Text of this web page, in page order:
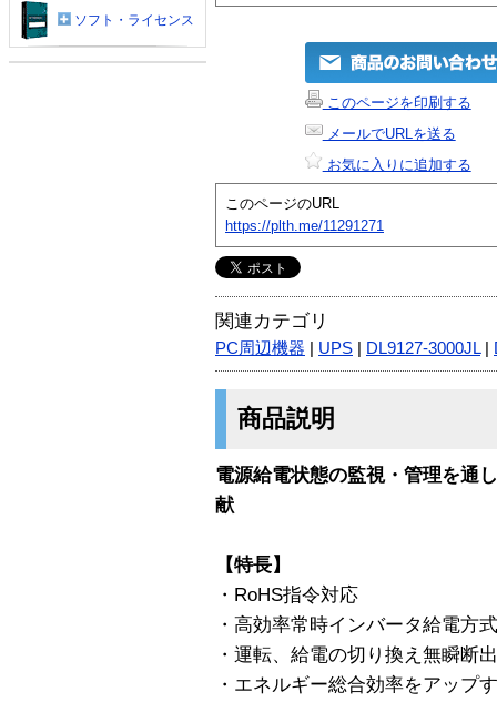
このページを印刷する
メールでURLを送る
お気に入りに追加する
このページのURL
https://plth.me/11291271
関連カテゴリ
PC周辺機器 UPS DL9127-3000JL|
商品説明
電源給電状態の監視・管理を通
献
【特長】
・RoHS指令対応
・高効率常時インバータ給電方式
・運転、給電の切り換え無瞬断
・エネルギー総合効率をアップ
ソフト・ライセンス